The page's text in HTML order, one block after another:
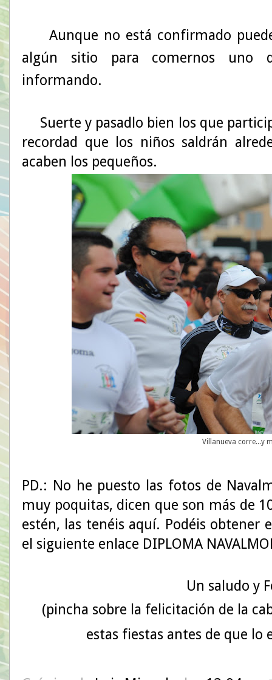
Aunque no está confirmado
algún sitio para comernos uno
informando.
Suerte y pasadlo bien los que
recordad que los niños saldrán
acaben los pequeños.
Villanueva corre...y
PD.: No he puesto las fotos de
muy poquitas, dicen que son más de
estén, las tenéis aquí. Podéis obtener
el siguiente enlace DIPLOMA
Un saludo y
(pincha sobre la felicitación de la
estas fiestas antes de que lo